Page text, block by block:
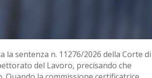
sentenza n. 11276/2026 della Corte di
del Lavoro, precisando che